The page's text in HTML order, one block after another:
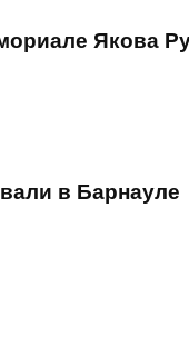
Якова
в Барнауле